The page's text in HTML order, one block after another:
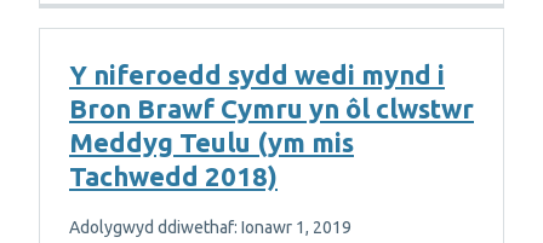
Y niferoedd sydd wedi mynd i
Bron Brawf Cymru yn ôl clwstwr
Meddyg Teulu (ym mis
Tachwedd 2018)
Adolygwyd ddiwethaf: Ionawr 1, 2019